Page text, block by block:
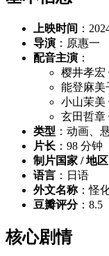
上映时间 ：
导演 ：原惠一
配音主演 ：
樱井孝宏
能登麻美
小山茉美
玄田哲章
类型 ：动画、
片长 ：98 分钟
制片国家 / 地区
语言 ：日语
外文名称：怪
豆瓣评分：8.5
核心剧情